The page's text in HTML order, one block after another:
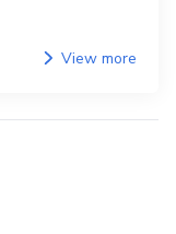
View more